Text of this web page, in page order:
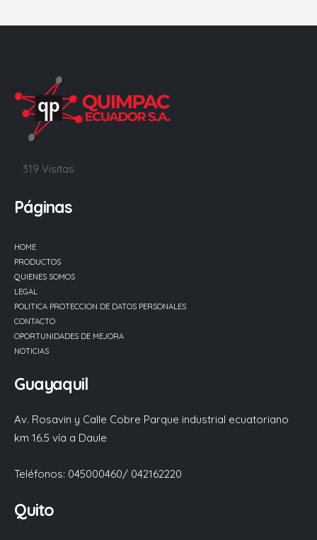
319 Visitas
Páginas
HOME
PRODUCTOS
QUIENES SOMOS
LEGAL
POLITICA PROTECCION DE DATOS PERSONALES
CONTACTO
OPORTUNIDADES DE MEJORA
NOTICIAS
Guayaquil
Av. Rosavin y Calle Cobre Parque industrial ecuatoriano
km 16.5 vía a Daule
Teléfonos: 045000460/ 042162220
Quito